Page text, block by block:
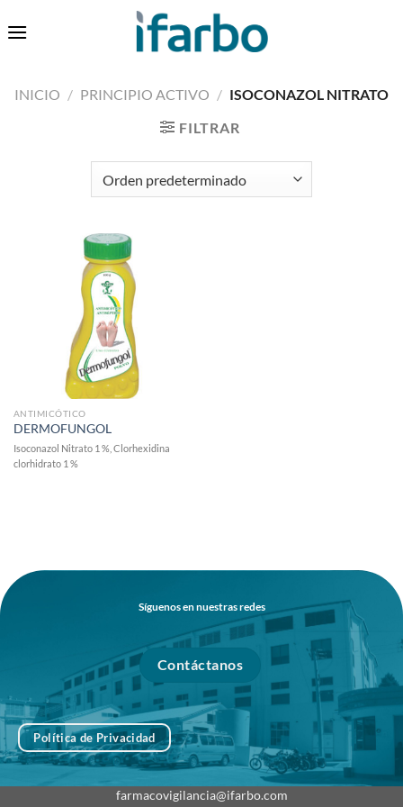
al
INICIO / PRINCIPIO ACTIVO / ISOCONAZOL NITRATO
FILTRAR
ANTIMICÓTICO
DERMOFUNGOL
Isoconazol Nitrato 1 %, Clorhexidina
clorhidrato 1 %
Síguenos en nuestras redes
Contáctanos
Política de Privacidad
farmacovigilancia@ifarbo.com